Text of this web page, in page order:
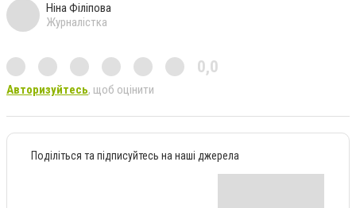
Ніна Філіпова
Журналістка
0,0
Авторизуйтесь, щоб оцінити
Поділіться та підписуйтесь на наші джерела